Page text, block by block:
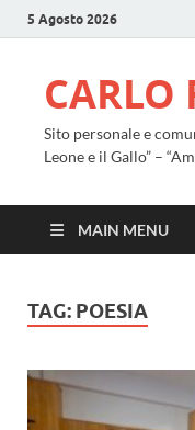
5 Agosto 2026
CARLO
Sito personale e
Leone e il Gallo” –
MAIN MENU
TAG: POESIA